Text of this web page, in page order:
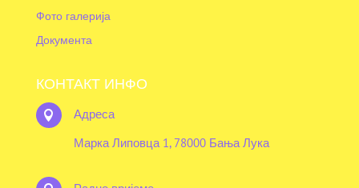
Фото галерија
Документа
КОНТАКТ ИНФО
 Адреса
Марка Липовца 1, 78000 Бања Лука